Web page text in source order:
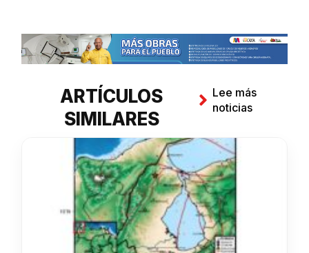
ARTÍCULOS
SIMILARES
Lee más
noticias